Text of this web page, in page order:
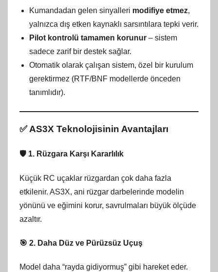
Kumandadan gelen sinyalleri modifiye etmez,
yalnızca dış etken kaynaklı sarsıntılara tepki verir.
Pilot kontrolü tamamen korunur – sistem
sadece zarif bir destek sağlar.
Otomatik olarak çalışan sistem, özel bir kurulum
gerektirmez (RTF/BNF modellerde önceden
tanımlıdır).
✅ AS3X Teknolojisinin Avantajları
🛡️ 1. Rüzgara Karşı Kararlılık
Küçük RC uçaklar rüzgardan çok daha fazla
etkilenir. AS3X, ani rüzgar darbelerinde modelin
yönünü ve eğimini korur, savrulmaları büyük ölçüde
azaltır.
🎯 2. Daha Düz ve Pürüzsüz Uçuş
Model daha “rayda gidiyormuş” gibi hareket eder.